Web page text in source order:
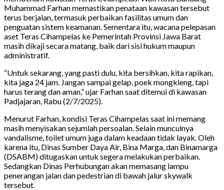
Muhammad Farhan memastikan penataan kawasan tersebut
terus berjalan, termasuk perbaikan fasilitas umum dan
penguatan sistem keamanan. Sementara itu, wacana pelepasan
aset Teras Cihampelas ke Pemerintah Provinsi Jawa Barat
masih dikaji secara matang, baik dari sisi hukum maupun
administratif.
“Untuk sekarang, yang pasti dulu, kita bersihkan, kita rapikan,
kita jaga 24 jam. Jangan sampai gelap, poek mongkleng, tapi
harus terang dan aman,” ujar Farhan saat ditemui di kawasan
Padjajaran, Rabu (2/7/2025).
Menurut Farhan, kondisi Teras Cihampelas saat ini memang
masih menyisakan sejumlah persoalan. Selain munculnya
vandalisme, toilet umum juga dalam keadaan tidak layak. Oleh
karena itu, Dinas Sumber Daya Air, Bina Marga, dan Binamarga
(DSABM) ditugaskan untuk segera melakukan perbaikan.
Sedangkan Dinas Perhubungan akan memasang lampu
penerangan jalan dan pedestrian di bawah jalur skywalk
tersebut.